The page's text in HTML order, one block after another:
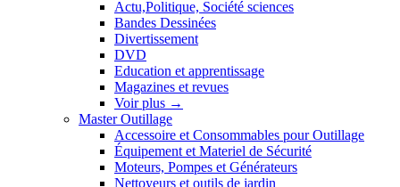
Actu,Politique, Société sciences
Bandes Dessinées
Divertissement
DVD
Education et apprentissage
Magazines et revues
Voir plus →
Master Outillage
Accessoire et Consommables pour Outillage
Équipement et Materiel de Sécurité
Moteurs, Pompes et Générateurs
Nettoyeurs et outils de jardin